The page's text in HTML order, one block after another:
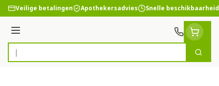
Ga naar de inhoud
Veilige betalingen Apothekersadvies Snelle beschikbaarheid
Menu
Product, merk, categorie...
Zoek